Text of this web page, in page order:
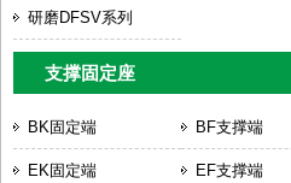
研磨DFSV系列
支撑固定座
BK固定端 BF支撑端
EK固定端 EF支撑端